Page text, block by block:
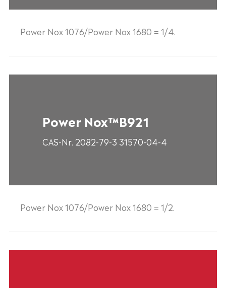
Power Nox 1076/Power Nox 1680 = 1/4.
Power Nox™B921
CAS-Nr. 2082-79-3 31570-04-4
Power Nox 1076/Power Nox 1680 = 1/2.